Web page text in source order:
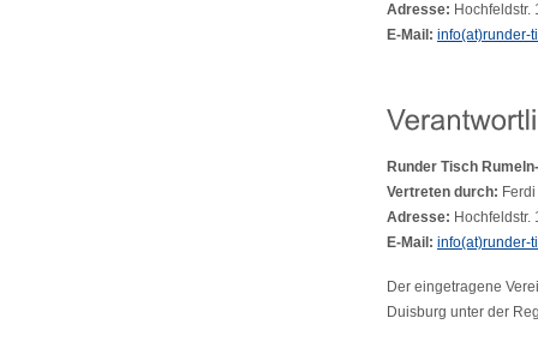
Adresse: Hochfeldstr.
E-Mail: info(at)runder-
Runder Tisch
Vertreten durch:
Adresse: Hochfeldstr.
E-Mail: info(at)runder-
Der eingetragene
Duisburg unter der